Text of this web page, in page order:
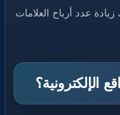
عدد أرباح العلامات
الإلكترونية؟